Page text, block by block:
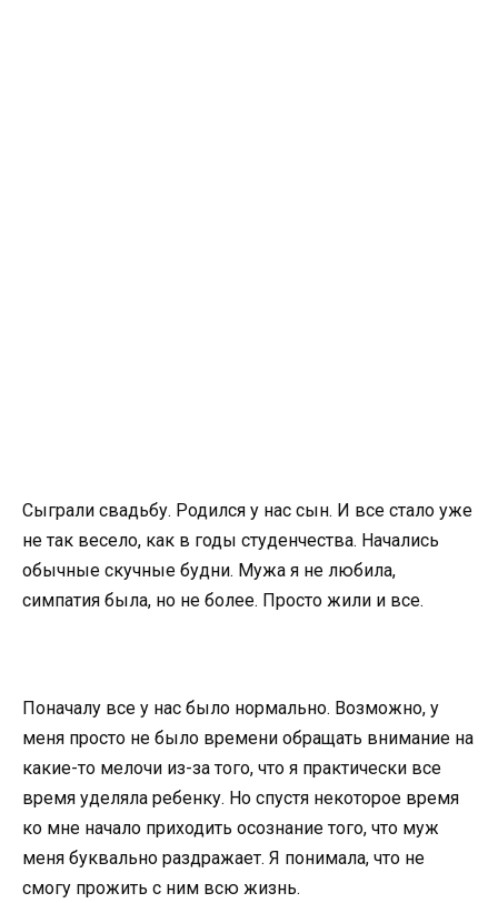
Сыграли свадьбу. Родился у нас сын. И все стало уже
не так весело, как в годы студенчества. Начались
обычные скучные будни. Мужа я не любила,
симпатия была, но не более. Просто жили и все.
Поначалу все у нас было нормально. Возможно, у
меня просто не было времени обращать внимание на
какие-то мелочи из-за того, что я практически все
время уделяла ребенку. Но спустя некоторое время
ко мне начало приходить осознание того, что муж
меня буквально раздражает. Я понимала, что не
смогу прожить с ним всю жизнь.